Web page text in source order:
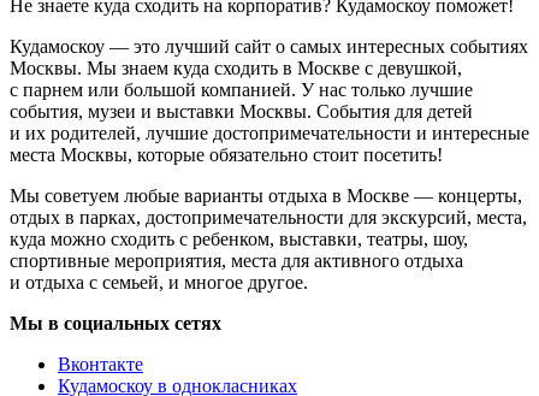
Не знаете куда сходить на корпоратив? Кудамоскоу поможет!
Кудамоскоу — это лучший сайт о самых интересных событиях
Москвы. Мы знаем куда сходить в Москве с девушкой,
с парнем или большой компанией. У нас только лучшие
события, музеи и выставки Москвы. События для детей
и их родителей, лучшие достопримечательности и интересные
места Москвы, которые обязательно стоит посетить!
Мы советуем любые варианты отдыха в Москве — концерты,
отдых в парках, достопримечательности для экскурсий, места,
куда можно сходить с ребенком, выставки, театры, шоу,
спортивные мероприятия, места для активного отдыха
и отдыха с семьей, и многое другое.
Мы в социальных сетях
Вконтакте
Кудамоскоу в однокласниках